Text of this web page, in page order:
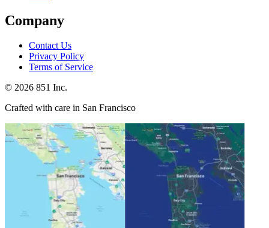
Company
Contact Us
Privacy Policy
Terms of Service
© 2026 851 Inc.
Crafted with care in San Francisco